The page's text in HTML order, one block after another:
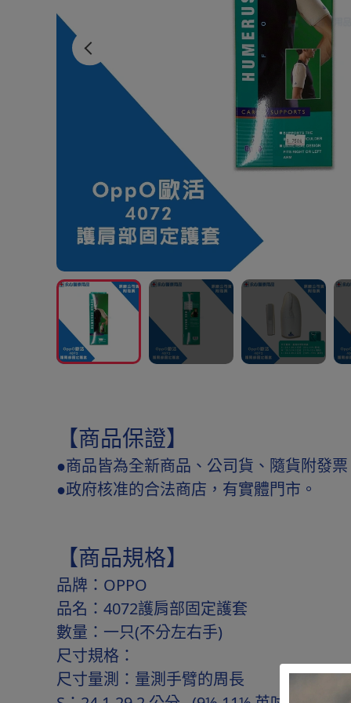
【商品保證】
●商品皆為全新商品、公司貨、隨貨附發
●政府核准的合法商店，有實體門市。
【商品規格】
品牌：OPPO
品名：4072護肩部固定護套
數量：一只(不分左右手)
尺寸規格：
尺寸量測：量測手臂的周長